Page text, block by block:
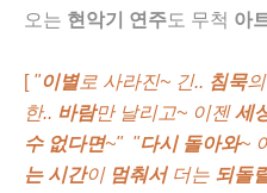
오는 현악기 연주도 무척 아
[ "이별로 사라진~ 긴.. 침묵의
한.. 바람만 날리고~ 이젠세
수 없다면~" "다시 돌아와~
는 시간이 멈춰서더는 되돌